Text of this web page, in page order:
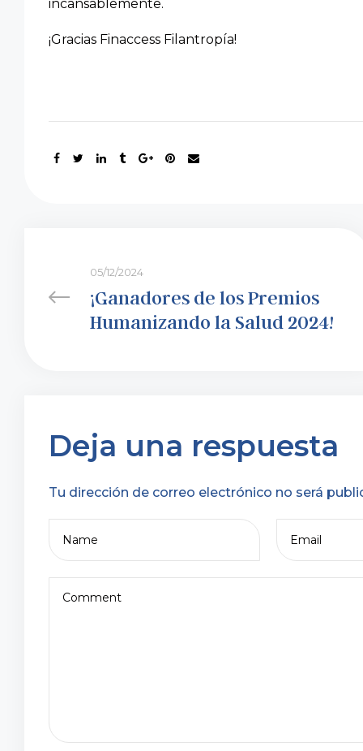
incansablemente.
¡Gracias Finaccess Filantropía!
05/12/2024
¡Ganadores de los Premios
Humanizando la Salud 2024!
Deja una respuesta
Tu dirección de correo electrónico no será